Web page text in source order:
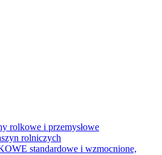
rolkowe i przemysłowe
rolniczych
standardowe i wzmocnione,